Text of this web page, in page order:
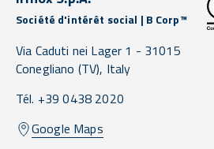
Société d'intérêt social | B Corp™
Via Caduti nei Lager 1 - 31015
Conegliano (TV), Italy
Tél. +39 0438 2020
Google Maps